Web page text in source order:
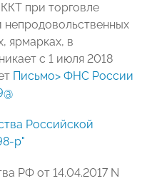
при торговле
ярмарках, в
с 1 июля 2018
Письмо> ФНС России
Российской
р"
РФ от 14.04.2017 N